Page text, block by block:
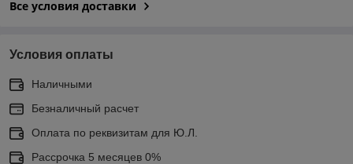
Все условия доставки
Условия оплаты
Наличными
Безналичный расчет
Оплата по реквизитам для Ю.Л.
Рассрочка 5 месяцев 0%